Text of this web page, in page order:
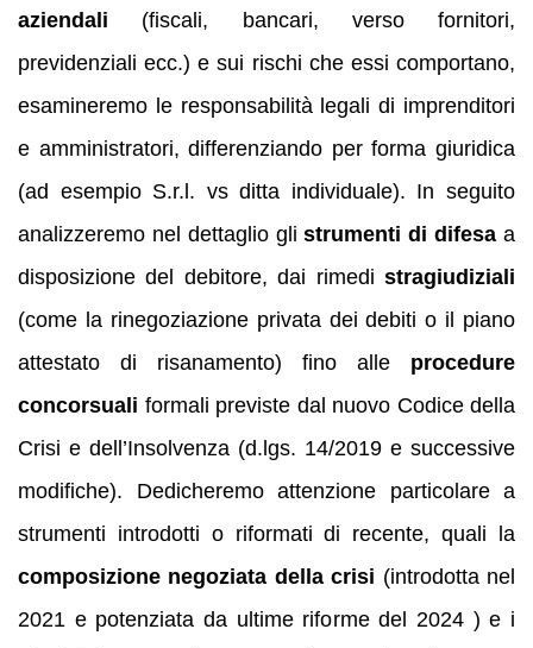
aziendali (fiscali, bancari, verso fornitori,
previdenziali ecc.) e sui rischi che essi comportano,
esamineremo le responsabilità legali di imprenditori
e amministratori, differenziando per forma giuridica
(ad esempio S.r.l. vs ditta individuale). In seguito
analizzeremo nel dettaglio glistrumenti di difesa a
disposizione del debitore, dai rimedi stragiudiziali
(come la rinegoziazione privata dei debiti o il piano
attestato di risanamento) fino alle procedure
concorsuali formali previste dal nuovo Codice della
Crisi e dell’Insolvenza (d.lgs. 14/2019 e successive
modifiche). Dedicheremo attenzione particolare a
strumenti introdotti o riformati di recente, quali la
composizione negoziata della crisi (introdotta nel
2021 e potenziata da ultime riforme del 2024 ) e i